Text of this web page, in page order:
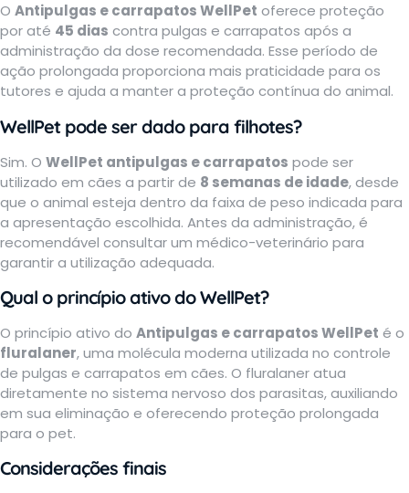
O Antipulgas e carrapatos WellPet oferece proteção
por até 45 dias contra pulgas e carrapatos após a
administração da dose recomendada. Esse período de
ação prolongada proporciona mais praticidade para os
tutores e ajuda a manter a proteção contínua do animal.
WellPet pode ser dado para filhotes?
Sim. O WellPet antipulgas e carrapatos pode ser
utilizado em cães a partir de 8 semanas de idade, desde
que o animal esteja dentro da faixa de peso indicada para
a apresentação escolhida. Antes da administração, é
recomendável consultar um médico-veterinário para
garantir a utilização adequada.
Qual o princípio ativo do WellPet?
O princípio ativo do Antipulgas e carrapatos WellPet é o
fluralaner, uma molécula moderna utilizada no controle
de pulgas e carrapatos em cães. O fluralaner atua
diretamente no sistema nervoso dos parasitas, auxiliando
em sua eliminação e oferecendo proteção prolongada
para o pet.
Considerações finais